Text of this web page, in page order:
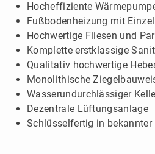
Hocheffiziente
Fußbodenheizung mit
Hochwertige Fliesen und
Komplette erstklassige
Qualitativ hochwertige
Monolithische
Wasserundurchlässiger
Dezentrale Lüftungsanlage
Schlüsselfertig in bekannter